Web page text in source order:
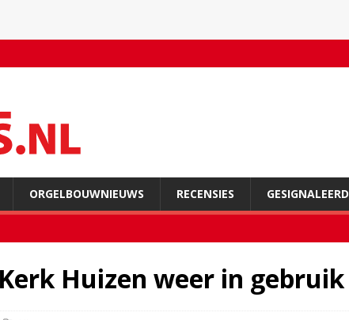
ORGELBOUWNIEUWS RECENSIES GESIGNALEERD
Huizen weer in gebruik